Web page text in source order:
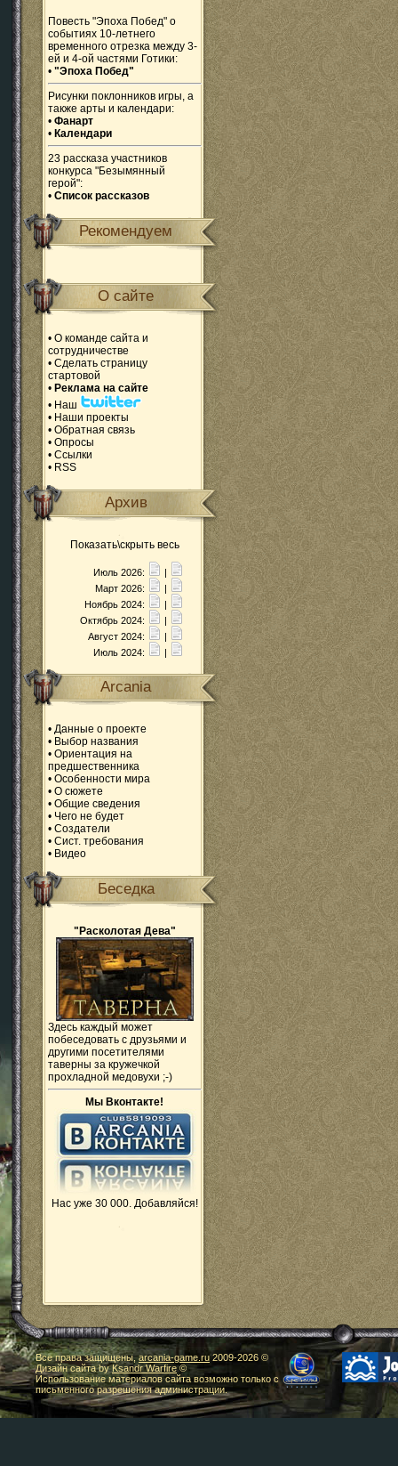
Повесть "Эпоха Побед" о
событиях 10-летнего
временного отрезка между 3-
ей и 4-ой частями Готики:
• "Эпоха Побед"
Рисунки поклонников игры, а
также арты и календари:
• Фанарт
• Календари
23 рассказа участников
конкурса "Безымянный
герой":
• Список рассказов
Рекомендуем
О сайте
• О команде сайта и
сотрудничестве
• Сделать страницу
стартовой
• Реклама на сайте
• Наш
• Наши проекты
• Обратная связь
• Опросы
• Ссылки
• RSS
Архив
Показать\скрыть весь
Июль 2026:
|
Март 2026:
|
Ноябрь 2024:
|
Октябрь 2024:
|
Август 2024:
|
Июль 2024:
|
Arcania
• Данные о проекте
• Выбор названия
• Ориентация на
предшественника
• Особенности мира
• О сюжете
• Общие сведения
• Чего не будет
• Создатели
• Сист. требования
• Видео
Беседка
"Расколотая Дева"
Здесь каждый может
побеседовать с друзьями и
другими посетителями
таверны за кружечкой
прохладной медовухи ;-)
Мы Вконтакте!
Нас уже 30 000. Добавляйся!
Все права защищены,arcania-game.ru2009-2026 ©
Дизайн сайта byKsandr Warfire©
Использование материалов сайта возможно только с
письменного разрешения администрации.